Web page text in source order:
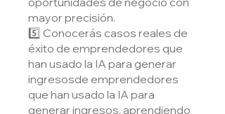
mayor precisión.
5️⃣ Conocerás casos reales de
éxito de emprendedores que
han usado la IA para generar
ingresosde emprendedores
que han usado la IA para
generar ingresos, aprendiendo